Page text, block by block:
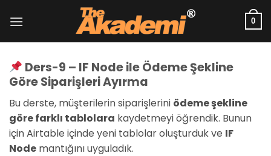
atla
0
Ders-9 – IF Node ile Ödeme Şekline
Göre Siparişleri Ayırma
Bu derste, müşterilerin siparişlerini ödeme şekline
göre farklı tablolara kaydetmeyi öğrendik. Bunun
için Airtable içinde yeni tablolar oluşturduk ve IF
Node mantığını uyguladık.